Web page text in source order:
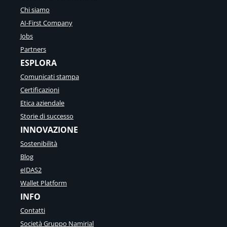
Chi siamo
AI-First Company
Jobs
Partners
ESPLORA
Comunicati stampa
Certificazioni
Etica aziendale
Storie di successo
INNOVAZIONE
Sostenibilità
Blog
eIDAS2
Wallet Platform
INFO
Contatti
Società Gruppo Namirial